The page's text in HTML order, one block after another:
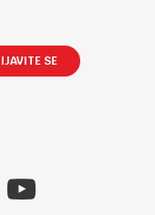
SE